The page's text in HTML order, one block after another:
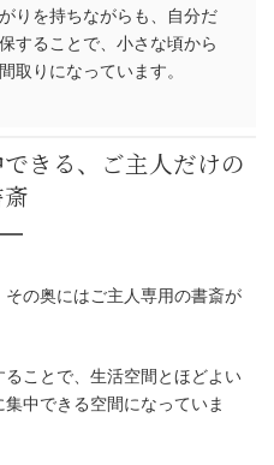
りを持ちながらも、自分だ
することで、小さな頃から
取りになっています。
の奥にはご主人専用の書斎が
ことで、生活空間とほどよい
中できる空間になっていま